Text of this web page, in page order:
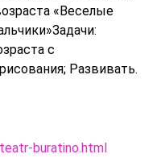
«Веселые
с
Развивать.
buratino.html